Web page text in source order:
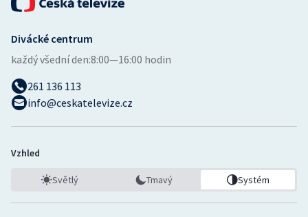
Divácké centrum
každý všední den:8:00—16:00 hodin
261 136 113
info@ceskatelevize.cz
Vzhled
Světlý Tmavý Systém